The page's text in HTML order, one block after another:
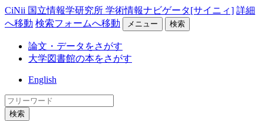
CiNii 国立情報学研究所 学術情報ナビゲータ[サイニィ] 詳細
へ移動 検索フォームへ移動 メニュー 検索
論文・データをさがす
大学図書館の本をさがす
English
検索